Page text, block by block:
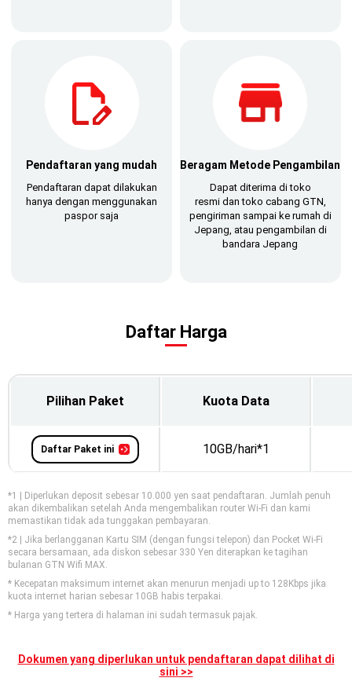
Pendaftaran yang mudah
Pendaftaran dapat dilakukan
hanya dengan menggunakan
paspor saja
Beragam Metode Pengambilan
Dapat diterima di toko
resmi dan toko cabang GTN,
pengiriman sampai ke rumah di
Jepang, atau pengambilan di
bandara Jepang
Daftar Harga
Pilihan Paket Kuota Data
Daftar Paket ini 10GB/hari*1
*1 | Diperlukan deposit sebesar 10.000 yen saat pendaftaran. Jumlah penuh
akan dikembalikan setelah Anda mengembalikan router Wi-Fi dan kami
memastikan tidak ada tunggakan pembayaran.
*2 | Jika berlangganan Kartu SIM (dengan fungsi telepon) dan Pocket Wi-Fi
secara bersamaan, ada diskon sebesar 330 Yen diterapkan ke tagihan
bulanan GTN Wifi MAX.
* Kecepatan maksimum internet akan menurun menjadi up to 128Kbps jika
kuota internet harian sebesar 10GB habis terpakai.
* Harga yang tertera di halaman ini sudah termasuk pajak.
Dokumen yang diperlukan untuk pendaftaran dapat dilihat di
sini >>